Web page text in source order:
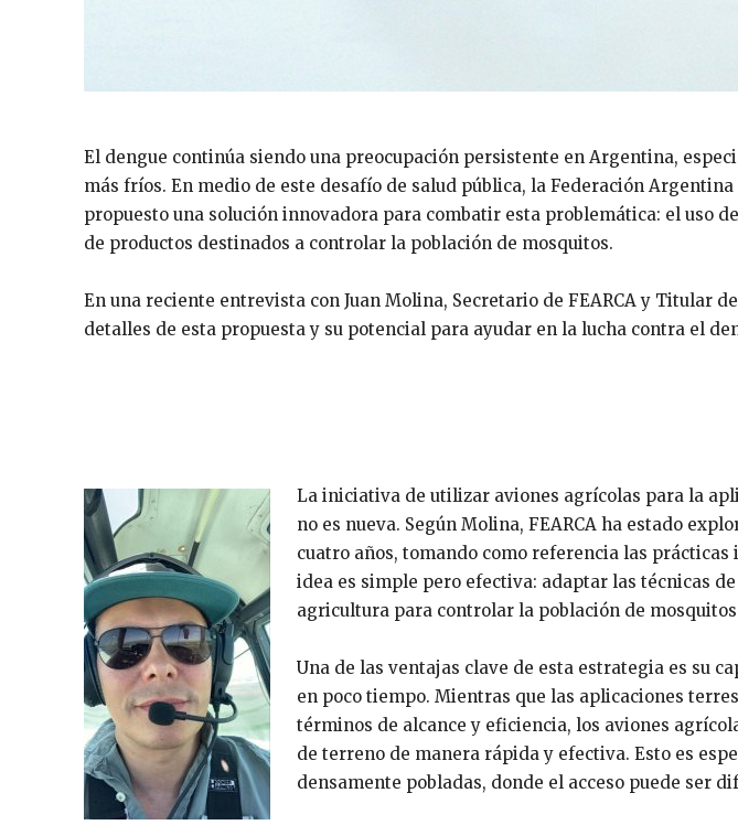
El dengue continúa siendo una preocupación persistente en Argentina,
más fríos. En medio de este desafío de salud pública, la Federación Argentina
propuesto una solución innovadora para combatir esta problemática: el uso
de productos destinados a controlar la población de mosquitos.
En una reciente entrevista con Juan Molina, Secretario de FEARCA y Titular
detalles de esta propuesta y su potencial para ayudar en la lucha contra el
La iniciativa de utilizar aviones agrícolas para la
no es nueva. Según Molina, FEARCA ha estado
cuatro años, tomando como referencia las
idea es simple pero efectiva: adaptar las técnicas
agricultura para controlar la población de
Una de las ventajas clave de esta estrategia es su
en poco tiempo. Mientras que las aplicaciones
términos de alcance y eficiencia, los aviones
de terreno de manera rápida y efectiva. Esto es
densamente pobladas, donde el acceso puede ser